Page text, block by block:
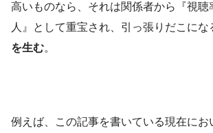
高いものなら、それは関係者から『視聴
人』として重宝され、引っ張りだこにな
を生む。
例えば、この記事を書いている現在にお